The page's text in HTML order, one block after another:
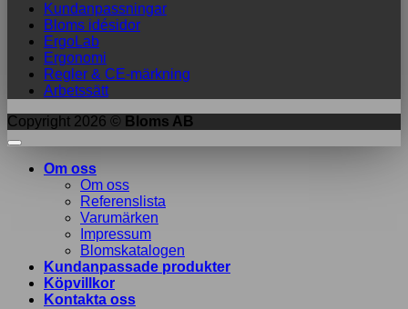
Kundanpassningar
Bloms idésidor
ErgoLab
Ergonomi
Regler & CE-märkning
Arbetssätt
Copyright 2026 © Bloms AB
Om oss
Om oss
Referenslista
Varumärken
Impressum
Blomskatalogen
Kundanpassade produkter
Köpvillkor
Kontakta oss